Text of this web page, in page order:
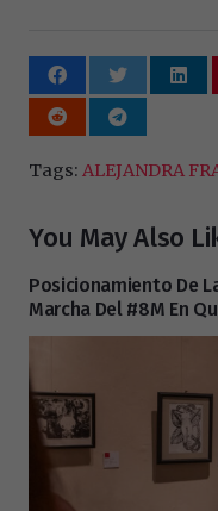
Tags: ALEJANDRA
You May Also
Posicionamiento De
Marcha Del #8M En